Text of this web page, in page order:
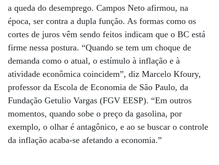
a queda do desemprego. Campos Neto afirmou, na
época, ser contra a dupla função. As formas como os
cortes de juros vêm sendo feitos indicam que o BC está
firme nessa postura. “Quando se tem um choque de
demanda como o atual, o estímulo à inflação e à
atividade econômica coincidem”, diz Marcelo Kfoury,
professor da Escola de Economia de São Paulo, da
Fundação Getulio Vargas (FGV EESP). “Em outros
momentos, quando sobe o preço da gasolina, por
exemplo, o olhar é antagônico, e ao se buscar o controle
da inflação acaba-se afetando a economia.”